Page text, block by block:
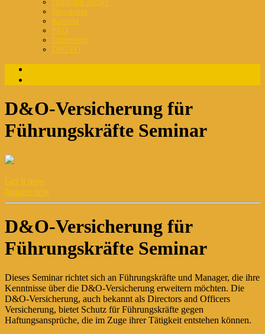
Highlight Archiv
Newsletter
Kontakt
FAQ
Impressum
DSGVO
D&O-Versicherung für
Führungskräfte Seminar
Get it now
Inquire now
D&O-Versicherung für
Führungskräfte Seminar
Dieses Seminar richtet sich an Führungskräfte und Manager, die ihre
Kenntnisse über die D&O-Versicherung erweitern möchten. Die
D&O-Versicherung, auch bekannt als Directors and Officers
Versicherung, bietet Schutz für Führungskräfte gegen
Haftungsansprüche, die im Zuge ihrer Tätigkeit entstehen können.